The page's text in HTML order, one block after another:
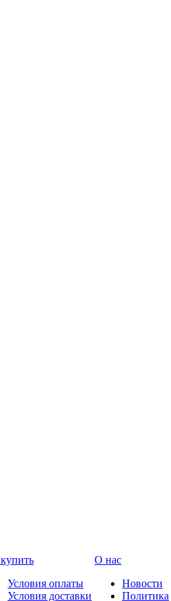
Условия оплаты
Условия доставки
О нас
Новости
Политика